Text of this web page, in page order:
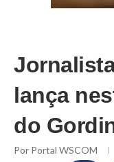
lança
do
Por Portal WSCOM